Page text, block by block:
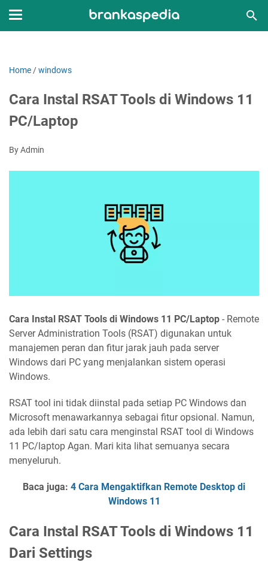
Home /windows
Cara Instal RSAT Tools di Windows 11
PC/Laptop
By Admin
Cara Instal RSAT Tools di Windows 11 PC/Laptop - Remote
Server Administration Tools (RSAT) digunakan untuk
manajemen peran dan fitur jarak jauh pada server
Windows dari PC yang menjalankan sistem operasi
Windows.
RSAT tool ini tidak diinstal pada setiap PC Windows dan
Microsoft menawarkannya sebagai fitur opsional. Namun,
ada lebih dari satu cara menginstal RSAT tool di Windows
11 PC/laptop Agan. Mari kita lihat semuanya secara
menyeluruh.
Baca juga: 4 Cara Mengaktifkan Remote Desktop di
Windows 11
Cara Instal RSAT Tools di Windows 11
Dari Settings